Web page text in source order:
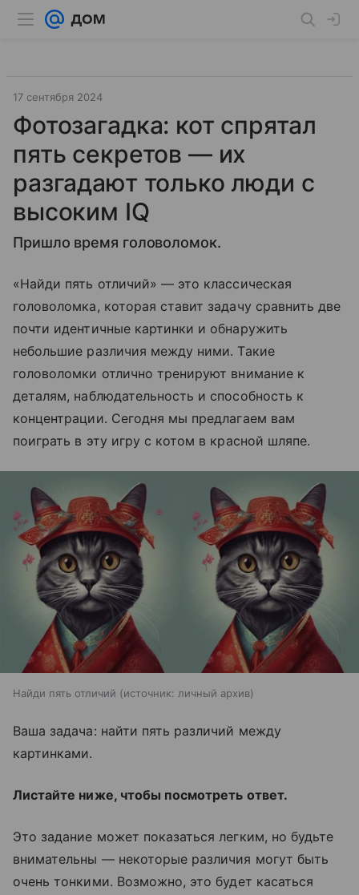
17 сентября 2024
Фотозагадка: кот спрятал
пять секретов — их
разгадают только люди с
высоким IQ
Пришло время головоломок.
«Найди пять отличий» — это классическая
головоломка, которая ставит задачу сравнить две
почти идентичные картинки и обнаружить
небольшие различия между ними. Такие
головоломки отлично тренируют внимание к
деталям, наблюдательность и способность к
концентрации. Сегодня мы предлагаем вам
поиграть в эту игру с котом в красной шляпе.
Найди пять отличий источник: личный архив
Ваша задача: найти пять различий между
картинками.
Листайте ниже, чтобы посмотреть ответ.
Это задание может показаться легким, но будьте
внимательны — некоторые различия могут быть
очень тонкими. Возможно, это будет касаться